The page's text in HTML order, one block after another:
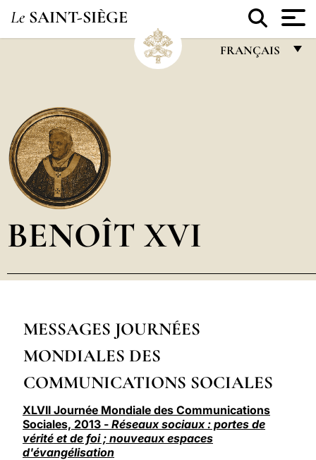
Le SAINT-SIÈGE
FRANÇAIS
العربيّة
BENOÎT XVI
MESSAGES JOURNÉES
MONDIALES DES
COMMUNICATIONS SOCIALES
XLVII Journée Mondiale des Communications
Sociales, 2013 - Réseaux sociaux : portes de
vérité et de foi ; nouveaux espaces
d'évangélisation